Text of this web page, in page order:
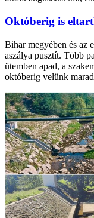
Októberig is
Bihar megyében és az
aszálya pusztít. Több
ütemben apad, a
októberig velünk